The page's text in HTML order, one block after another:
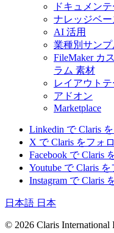
ドキュメン
ナレッジベー
AI 活用
業種別サン
FileMaker カ
ラム 素材
レイアウト
アドオン
Marketplace
Linkedin で Claris
X で Claris をフォ
Facebook で Claris
Youtube で Claris
Instagram で Claris
日本語 日本
© 2026 Claris International